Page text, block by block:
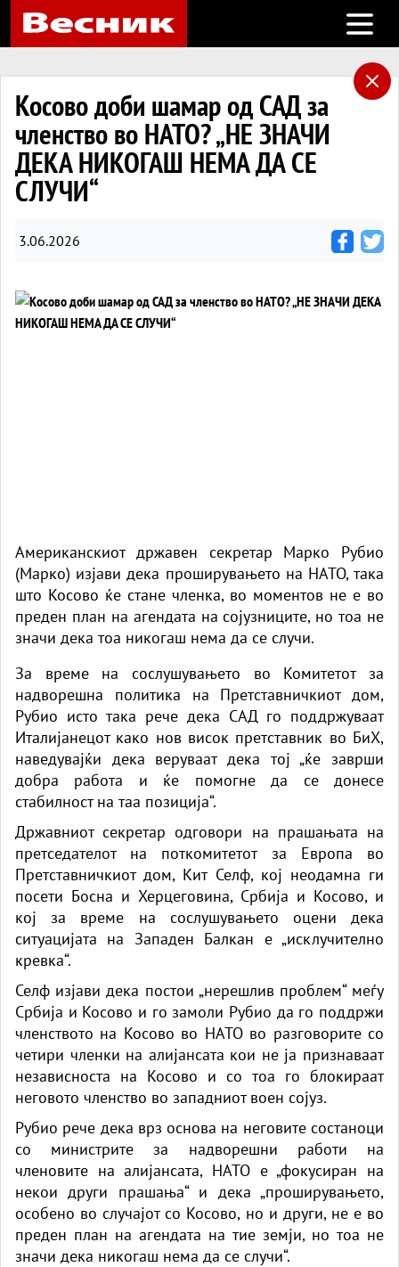
Open
Косово доби шамар од САД за
членство во НАТО? „НЕ ЗНАЧИ
ДЕКА НИКОГАШ НЕМА ДА СЕ
СЛУЧИ“
3.06.2026
Американскиот државен секретар Марко Рубио
(Марко) изјави дека проширувањето на НАТО, така
што Косово ќе стане членка, во моментов не е во
преден план на агендата на сојузниците, но тоа не
значи дека тоа никогаш нема да се случи.
За време на сослушувањето во Комитетот за
надворешна политика на Претставничкиот дом,
Рубио исто така рече дека САД го поддржуваат
Италијанецот како нов висок претставник во БиХ,
наведувајќи дека веруваат дека тој „ќе заврши
добра работа и ќе помогне да се донесе
стабилност на таа позиција“.
Државниот секретар одговори на прашањата на
претседателот на поткомитетот за Европа во
Претставничкиот дом, Кит Селф, кој неодамна ги
посети Босна и Херцеговина, Србија и Косово, и
кој за време на сослушувањето оцени дека
ситуацијата на Западен Балкан е „исклучително
кревка“.
Селф изјави дека постои „нерешлив проблем“ меѓу
Србија и Косово и го замоли Рубио да го поддржи
членството на Косово во НАТО во разговорите со
четири членки на алијансата кои не ја признаваат
независноста на Косово и со тоа го блокираат
неговото членство во западниот воен сојуз.
Рубио рече дека врз основа на неговите состаноци
со министрите за надворешни работи на
членовите на алијансата, НАТО е „фокусиран на
некои други прашања“ и дека „проширувањето,
особено во случајот со Косово, но и други, не е во
преден план на агендата на тие земји, но тоа не
значи дека никогаш нема да се случи“.